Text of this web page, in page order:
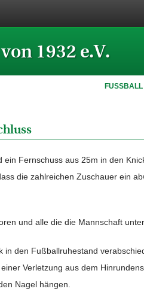
1932 e.V.
FUSSBALL
Fernschuss aus 25m in den
die zahlreichen Zuschauer ein
und alle die die Mannschaft
den Fußballruhestand
Verletzung aus dem
Nagel hängen.